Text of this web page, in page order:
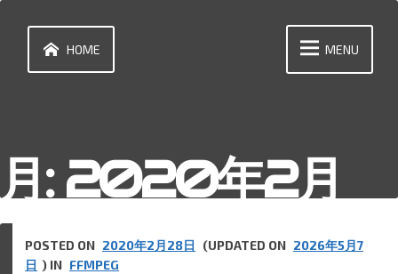
content
:2020年2月
HOME MENU
POSTED ON 2020年2月28日 (UPDATED ON 2026年5月7
日 ) IN FFMPEG